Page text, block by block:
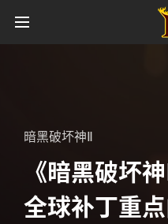
暗黑破坏神Ⅱ
《暗黑破坏
全球补丁重